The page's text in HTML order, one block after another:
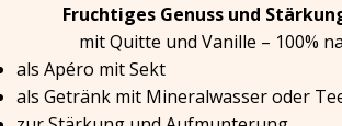
Fruchtiges Genuss und
mit Quitte und Vanille – 100%
als Apéro mit Sekt
als Getränk mit Mineralwasser oder